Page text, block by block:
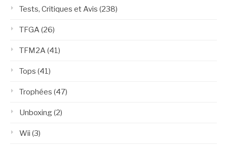
Tests, Critiques et Avis (238)
TFGA(26)
TFM2A(41)
Tops (41)
Trophées (47)
Unboxing(2)
Wii (3)